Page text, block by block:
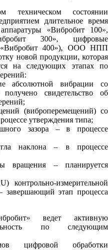
техническом состоянии
длительное время
«Вибробит 100»,
300», цифровые
«Вибробит 400»), ООО НПП
новой продукции, которая
на следующих этапах по
абсолютной вибрации со
свидетельство об
(виброперемещений) со
утверждения типа;
зазора – в процессе
наклона – в процессе
вращения – планируется
контрольно-измерительной
завершающий этап процесса
ведет активную
по следующим
цифровой обработки